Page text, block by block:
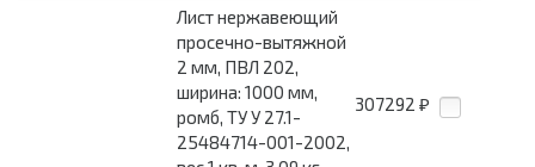
Лист нержавеющий
просечно-вытяжной
2 мм, ПВЛ 202,
ширина: 1000 мм,
ромб, ТУ У 27.1-
25484714-001-2002,
307292 ₽